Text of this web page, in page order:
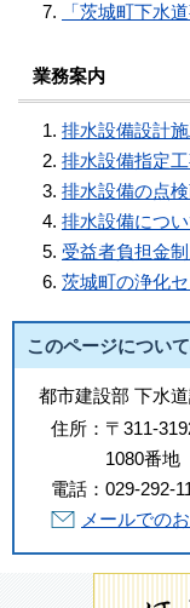
「茨城町下水
業務案内
排水設備設計
排水設備指定
排水設備の点
排水設備につ
受益者負担金
茨城町の浄化
このページについ
都市建設部 下水
住所： 〒311-
1080番地
電話： 029-292-
メールでの